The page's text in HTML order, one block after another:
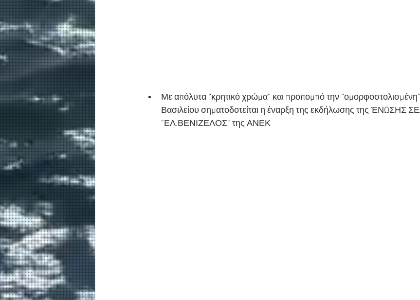
Με απόλυτα “κρητικό χρώμα” και προπομπό την
Βασιλείου σηματοδοτείται η έναρξη της εκδήλωσης της ΈΝΩΣΗΣ
"ΕΛ.ΒΕΝΙΖΕΛΟΣ" της ΑΝΕΚ